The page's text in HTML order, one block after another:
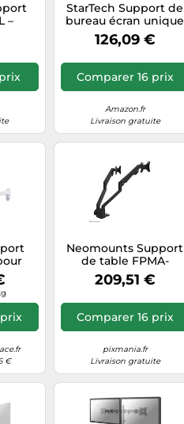
–
2
StarTech Support de
bureau écran unique
ARMPIVOTHD –
aluminium
réglable, argent
126,09 €
Comparer 16 prix
Amazon.fr
Livraison gratuite
€
Neomounts Support
de table FPMA-
D750DBLACK2 2
écrans 10-32" noir
209,51 €
Comparer 16 prix
pixmania.fr
Livraison gratuite